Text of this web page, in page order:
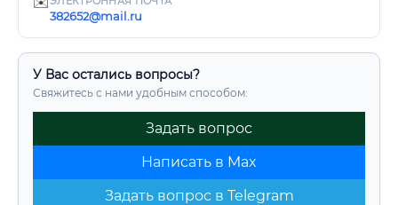
382652@mail.ru
У Вас остались вопросы?
Свяжитесь с нами удобным способом:
Задать вопрос
Написать в Max
Задать вопрос в Telegram